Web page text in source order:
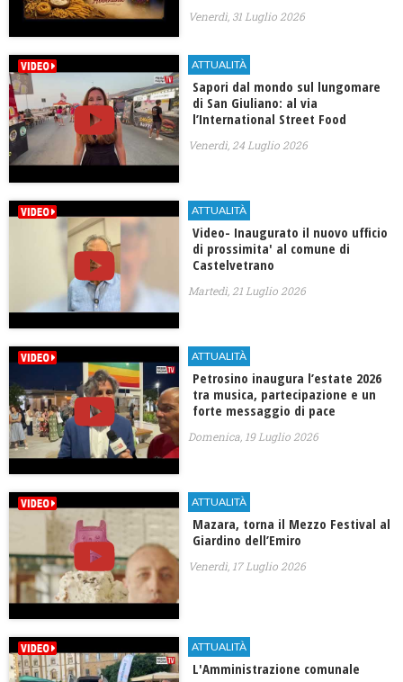
Venerdì, 31 Luglio 2026
ATTUALITÀ
Sapori dal mondo sul lungomare
di San Giuliano: al via
l’International Street Food
Venerdì, 24 Luglio 2026
ATTUALITÀ
Video- Inaugurato il nuovo ufficio
di prossimita' al comune di
Castelvetrano
Martedì, 21 Luglio 2026
ATTUALITÀ
Petrosino inaugura l’estate 2026
tra musica, partecipazione e un
forte messaggio di pace
Domenica, 19 Luglio 2026
ATTUALITÀ
Mazara, torna il Mezzo Festival al
Giardino dell’Emiro
Venerdì, 17 Luglio 2026
ATTUALITÀ
L'Amministrazione comunale